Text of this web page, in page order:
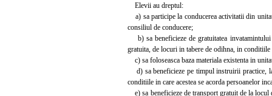
Elevii au dreptul:
a) sa participe la conducerea activitatii din
consiliul de conducere;
b) sa beneficieze de gratuitatea invatamintului
gratuita, de locuri in tabere de odihna, in conditiile
c) sa foloseasca baza materiala existenta in
d) sa beneficieze pe timpul instruirii practice,
conditiile in care acestea se acorda persoanelor
e) sa beneficieze de transport gratuit de la locul